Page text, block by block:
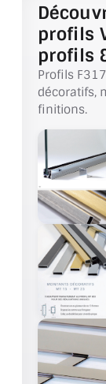
VERRE
VERRE
PAROI DE
VERRE
VERRE
VERRE
VERRE
DALLE DE
PORTE EN
GARDE
VERRIÈRE
profils
profils
Profils
décoratifs,
finitions.